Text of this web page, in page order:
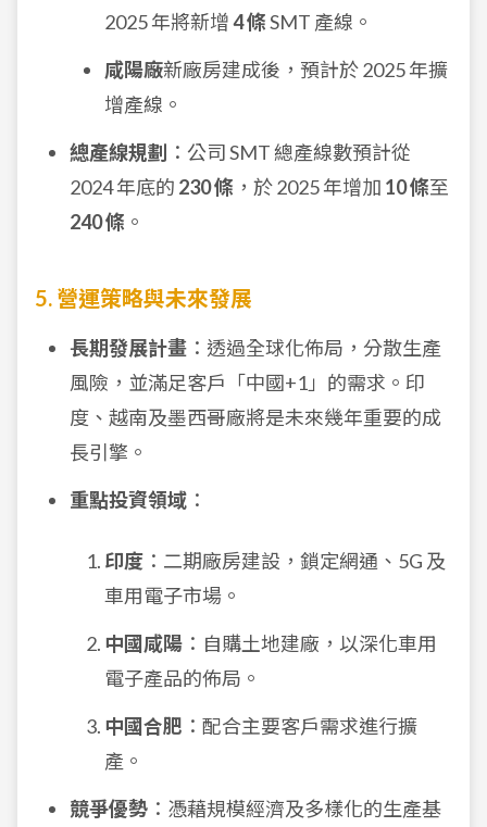
2025 年將新增4 條SMT 產線。
咸陽廠新廠房建成後，預計於 2025 年擴
增產線。
總產線規劃 ：公司 SMT 總產線數預計從
2024 年底的 230 條 ，於 2025 年增加 10 條至
240 條 。
5. 營運策略與未來發展
長期發展計畫 ：透過全球化佈局，分散生產
風險，並滿足客戶「中國+1」的需求。印
度、越南及墨西哥廠將是未來幾年重要的成
長引擎。
重點投資領域 ：
印度 ：二期廠房建設，鎖定網通、5G 及
車用電子市場。
中國咸陽 ：自購土地建廠，以深化車用
電子產品的佈局。
中國合肥 ：配合主要客戶需求進行擴
產。
競爭優勢 ：憑藉規模經濟及多樣化的生產基